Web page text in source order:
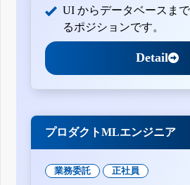
UI からデータベースま
るポジションです。
Detail
プロダクトMLエンジニア
業務委託 正社員